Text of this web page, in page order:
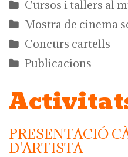
Cursos i tallers al
Mostra de cinema
Concurs cartells
Publicacions
PRESENTACIÓ
D'ARTISTA